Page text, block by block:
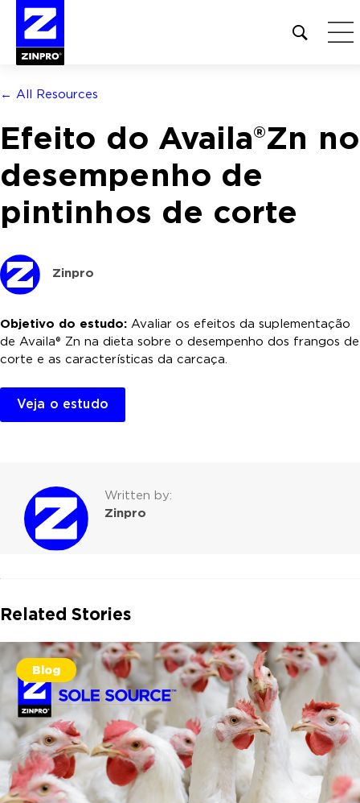
Open
site
por:
← All Resources
Efeito do Availa®Zn no
desempenho de
pintinhos de corte
Zinpro
Objetivo do estudo: Avaliar os efeitos da suplementação
de Availa® Zn na dieta sobre o desempenho dos frangos de
corte e as características da carcaça.
Veja o estudo
Written by:
Zinpro
Related Stories
Blog